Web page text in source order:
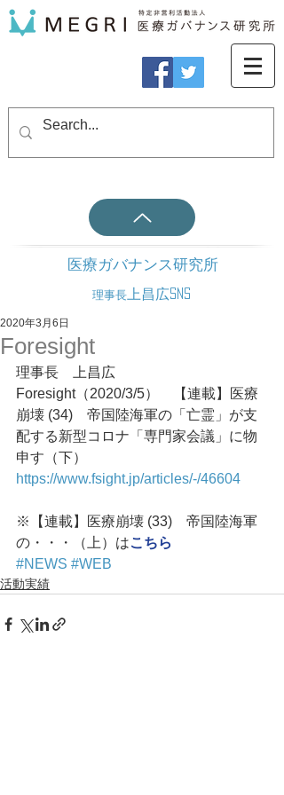
医療ガバナンス研究所
理事長 上昌広SNS
Foresight
2020年3月6日
理事長　上昌広
Foresight（2020/3/5）　【連載】医療
崩壊 (34)　帝国陸海軍の「亡霊」が支
配する新型コロナ「専門家会議」に物
申す（下）
https://www.fsight.jp/articles/-/46604
※【連載】医療崩壊 (33)　帝国陸海軍
の・・・（上）はこちら
#NEWS #WEB
活動実績